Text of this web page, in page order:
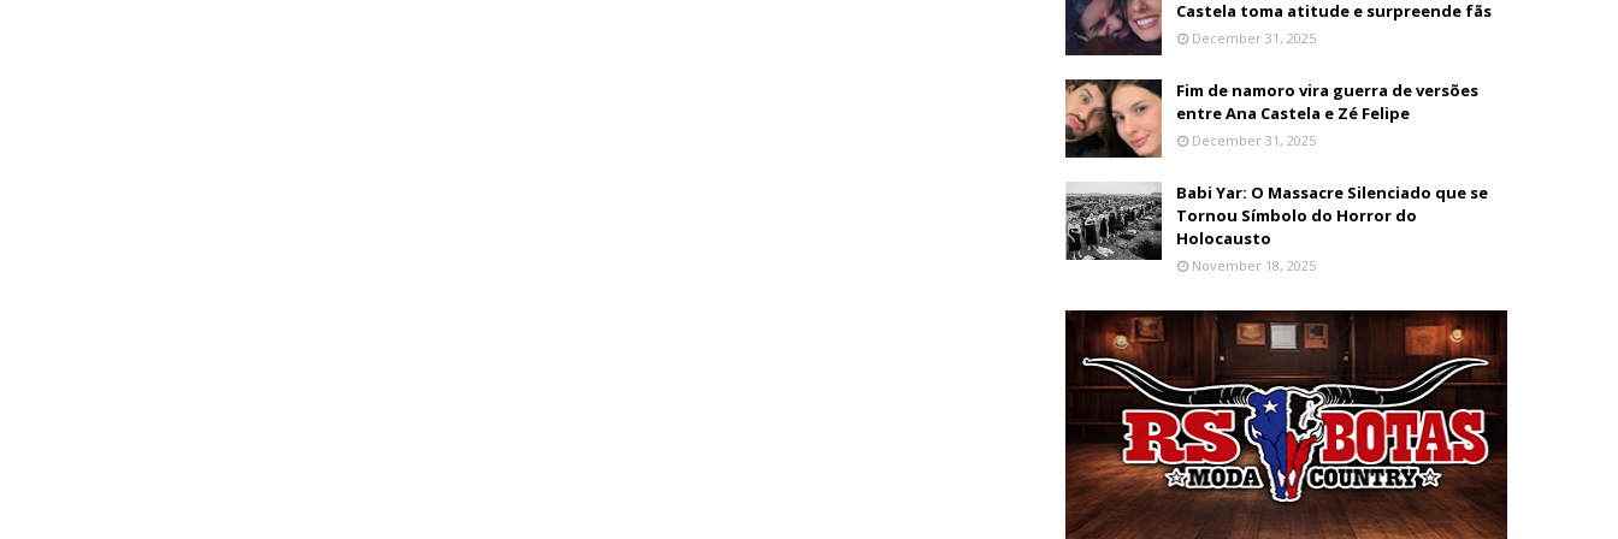
Castela toma atitude e surpreende fãs
December 31, 2025
Fim de namoro vira guerra de versões
entre Ana Castela e Zé Felipe
December 31, 2025
Babi Yar: O Massacre Silenciado que se
Tornou Símbolo do Horror do
Holocausto
November 18, 2025